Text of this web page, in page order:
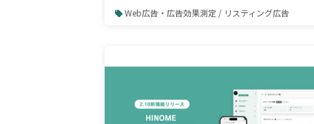
Web広告・広告効果測定 / リスティング広告